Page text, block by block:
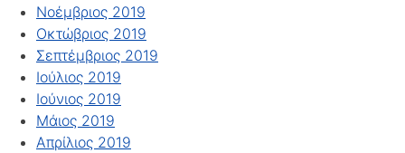
Νοέμβριος 2019
Οκτώβριος 2019
Σεπτέμβριος 2019
Ιούλιος 2019
Ιούνιος 2019
Μάιος 2019
Απρίλιος 2019